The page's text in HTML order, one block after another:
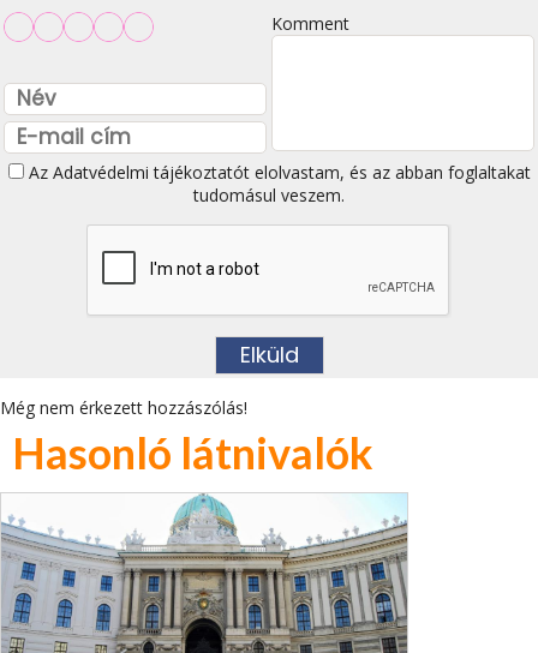
Komment
Az Adatvédelmi tájékoztatótelolvastam, és az abban foglaltakat
tudomásul veszem.
Még nem érkezett hozzászólás!
Hasonló látnivalók